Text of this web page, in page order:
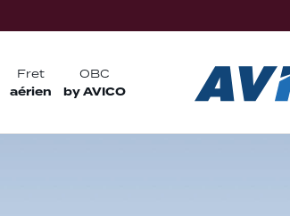
Fret
aérien
OBC
by AVICO